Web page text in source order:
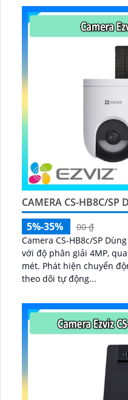
CAMERA CS-HB8C/SP
5%-35%
00 ₫
Camera CS-HB8c/SP
với độ phân giải 4MP,
mét. Phát hiện chuyển động người qua cảm biến PIR
theo dõi tự động...